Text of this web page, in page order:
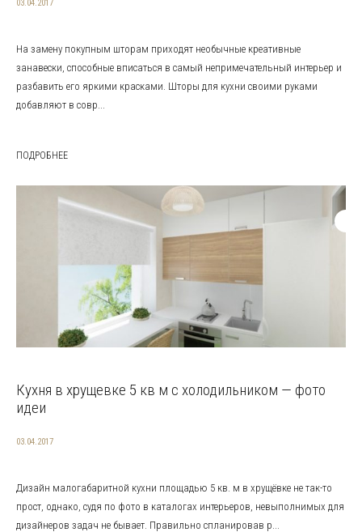
03.04.2017
На замену покупным шторам приходят необычные креативные
занавески, способные вписаться в самый непримечательный интерьер и
разбавить его яркими красками. Шторы для кухни своими руками
добавляют в совр...
ПОДРОБНЕЕ
Кухня в хрущевке 5 кв м с холодильником — фото
идеи
03.04.2017
Дизайн малогабаритной кухни площадью 5 кв. м в хрущёвке не так-то
прост, однако, судя по фото в каталогах интерьеров, невыполнимых для
дизайнеров задач не бывает. Правильно спланировав р...